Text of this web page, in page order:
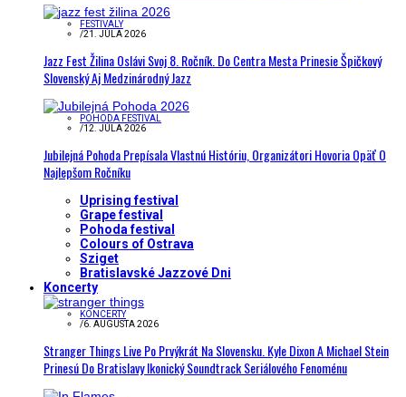
FESTIVALY
/21. JÚLA 2026
Jazz Fest Žilina Oslávi Svoj 8. Ročník. Do Centra Mesta Prinesie Špičkový
Slovenský Aj Medzinárodný Jazz
POHODA FESTIVAL
/12. JÚLA 2026
Jubilejná Pohoda Prepísala Vlastnú Históriu, Organizátori Hovoria Opäť O
Najlepšom Ročníku
Uprising festival
Grape festival
Pohoda festival
Colours of Ostrava
Sziget
Bratislavské Jazzové Dni
Koncerty
KONCERTY
/6. AUGUSTA 2026
Stranger Things Live Po Prvýkrát Na Slovensku. Kyle Dixon A Michael Stein
Prinesú Do Bratislavy Ikonický Soundtrack Seriálového Fenoménu